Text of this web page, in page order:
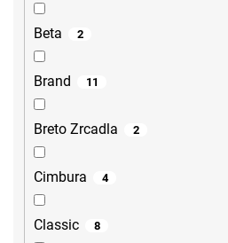
Beta 2
Brand 11
Breto Zrcadla 2
Cimbura 4
Classic 8